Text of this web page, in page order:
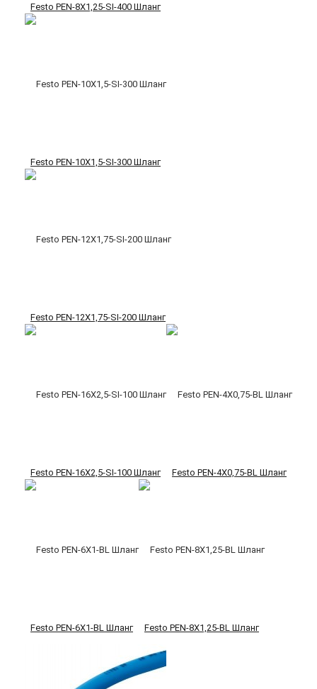
Festo PEN-8X1,25-SI-400 Шланг
Festo PEN-10X1,5-SI-300 Шланг
Festo PEN-12X1,75-SI-200 Шланг
Festo PEN-16X2,5-SI-100 Шланг Festo PEN-4X0,75-BL Шланг
Festo PEN-6X1-BL Шланг Festo PEN-8X1,25-BL Шланг